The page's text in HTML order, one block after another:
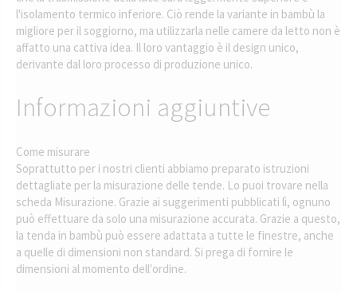
l'isolamento termico inferiore. Ciò rende la variante in bambù la
migliore per il soggiorno, ma utilizzarla nelle camere da letto non è
affatto una cattiva idea. Il loro vantaggio è il design unico,
derivante dal loro processo di produzione unico.
Informazioni aggiuntive
Come misurare
Soprattutto per i nostri clienti abbiamo preparato istruzioni
dettagliate per la misurazione delle tende. Lo puoi trovare nella
scheda Misurazione. Grazie ai suggerimenti pubblicati lì, ognuno
può effettuare da solo una misurazione accurata. Grazie a questo,
la tenda in bambù può essere adattata a tutte le finestre, anche
a quelle di dimensioni non standard. Si prega di fornire le
dimensioni al momento dell'ordine.